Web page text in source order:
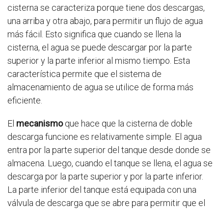
cisterna se caracteriza porque tiene dos descargas,
una arriba y otra abajo, para permitir un flujo de agua
más fácil. Esto significa que cuando se llena la
cisterna, el agua se puede descargar por la parte
superior y la parte inferior al mismo tiempo. Esta
característica permite que el sistema de
almacenamiento de agua se utilice de forma más
eficiente.
El mecanismoque hace que la cisterna de doble
descarga funcione es relativamente simple. El agua
entra por la parte superior del tanque desde donde se
almacena. Luego, cuando el tanque se llena, el agua se
descarga por la parte superior y por la parte inferior.
La parte inferior del tanque está equipada con una
válvula de descarga que se abre para permitir que el